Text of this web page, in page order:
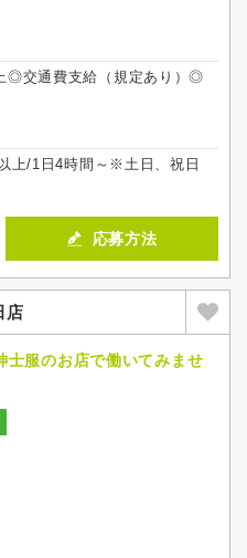
◎交通費支給（規定あり）◎
上/1日4時間～※土日、祝日
応募方法
店
士服のお店で働いてみませ